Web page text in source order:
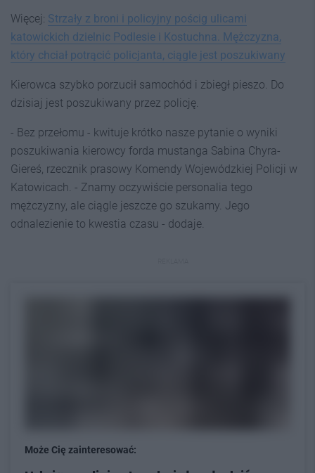
Więcej: Strzały z broni i policyjny pościg ulicami
katowickich dzielnic Podlesie i Kostuchna. Mężczyzna,
który chciał potrącić policjanta, ciągle jest poszukiwany
Kierowca szybko porzucił samochód i zbiegł pieszo. Do
dzisiaj jest poszukiwany przez policję.
- Bez przełomu - kwituje krótko nasze pytanie o wyniki
poszukiwania kierowcy forda mustanga Sabina Chyra-
Giereś, rzecznik prasowy Komendy Wojewódzkiej Policji w
Katowicach. - Znamy oczywiście personalia tego
mężczyzny, ale ciągle jeszcze go szukamy. Jego
odnalezienie to kwestia czasu - dodaje.
Może Cię zainteresować: